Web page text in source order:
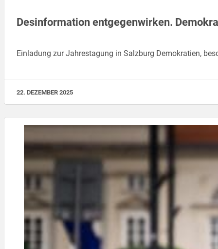
Desinformation entgegenwirken.
Einladung zur Jahrestagung in Salzburg Demokratien,
22. DEZEMBER 2025